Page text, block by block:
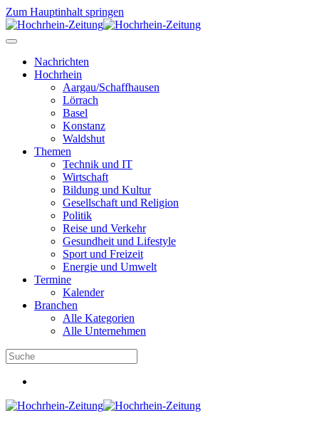
Zum Hauptinhalt springen
Nachrichten
Hochrhein
Aargau/Schaffhausen
Lörrach
Basel
Konstanz
Waldshut
Themen
Technik und IT
Wirtschaft
Bildung und Kultur
Gesellschaft und Religion
Politik
Reise und Verkehr
Gesundheit und Lifestyle
Sport und Freizeit
Energie und Umwelt
Termine
Kalender
Branchen
Alle Kategorien
Alle Unternehmen